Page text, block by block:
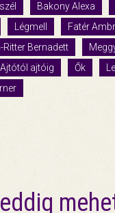
Bakony Alexa
Légmell
Fatér
Ritter Bernadett
Ajtótól ajtóig Ők